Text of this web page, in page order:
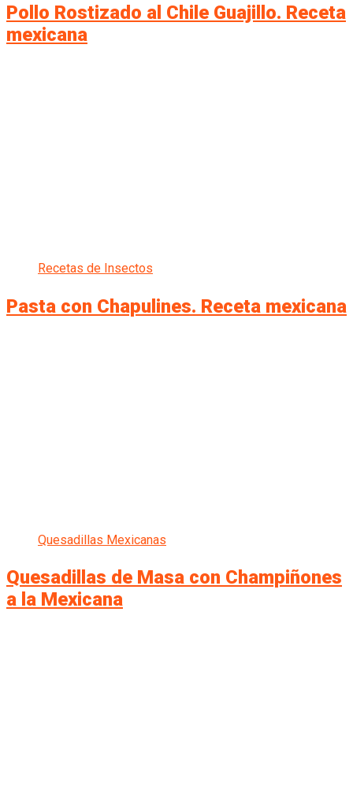
Pollo Rostizado al Chile Guajillo. Receta
mexicana
Recetas de Insectos
Pasta con Chapulines. Receta mexicana
Quesadillas Mexicanas
Quesadillas de Masa con Champiñones
a la Mexicana